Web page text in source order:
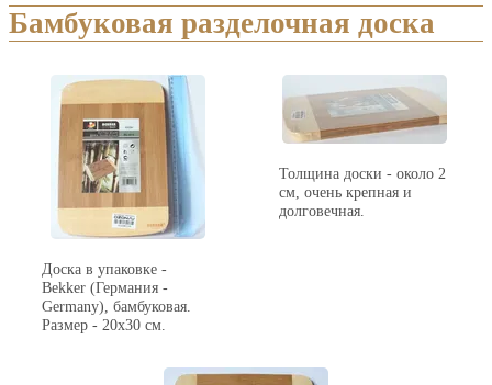
Бамбуковая разделочная доска
Доска в упаковке -
Bekker (Германия -
Germany), бамбуковая.
Размер - 20х30 см.
Толщина доски - около 2
см, очень крепная и
долговечная.